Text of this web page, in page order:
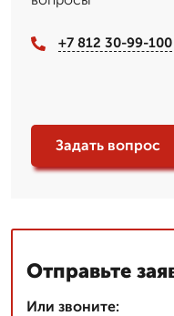
+7 812 30-99-100
Задать вопрос
Отправьте
Или звоните: